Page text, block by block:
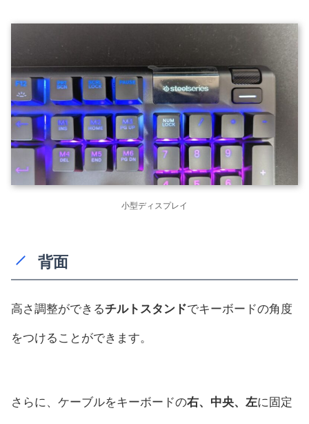
小型ディスプレイ
背面
高さ調整ができるチルトスタンドでキーボードの角度
をつけることができます。
さらに、ケーブルをキーボードの右、中央、左に固定